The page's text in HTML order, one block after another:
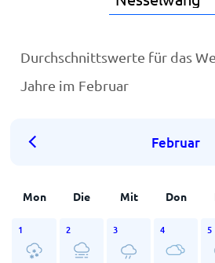
Durchschnittswerte für das
Jahre im Februar
Februar
Mon Die Mit Don
1 2 3 4 5